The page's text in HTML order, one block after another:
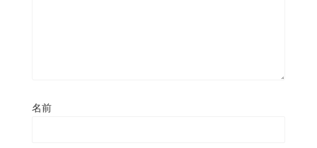
名前